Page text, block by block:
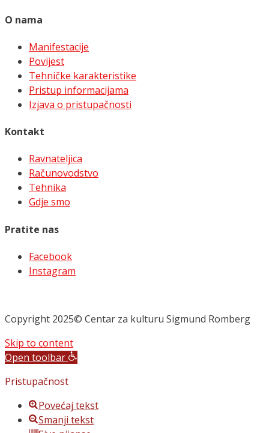
O nama
Manifestacije
Povijest
Tehničke karakteristike
Pristup informacijama
Izjava o pristupačnosti
Kontakt
Ravnateljica
Računovodstvo
Tehnika
Gdje smo
Pratite nas
Facebook
Instagram
Copyright 2025© Centar za kulturu Sigmund Romberg
Skip to content
Open toolbar
Pristupačnost
Povećaj tekst
Smanji tekst